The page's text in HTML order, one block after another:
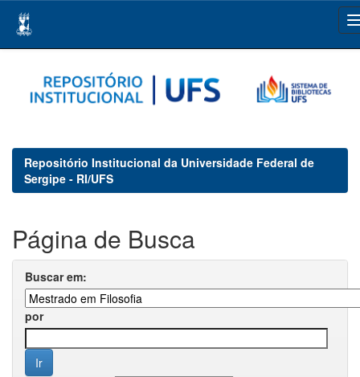
navigation
Repositório Institucional da Universidade Federal de
Sergipe - RI/UFS
Página de Busca
Buscar em:
por